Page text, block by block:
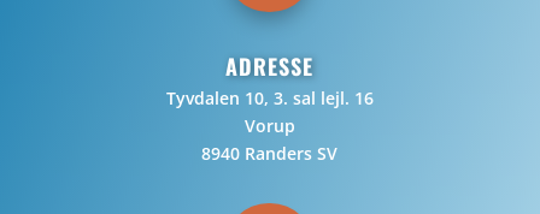
ADRESSE
Tyvdalen 10, 3. sal lejl. 16
Vorup
8940 Randers SV